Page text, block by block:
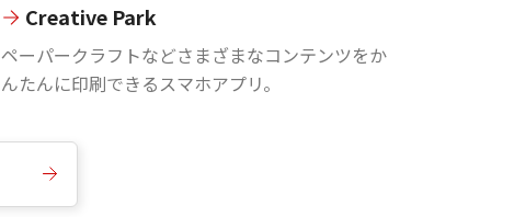
Creative Park
ペーパークラフトなどさまざまなコンテンツをか
んたんに印刷できるスマホアプリ。